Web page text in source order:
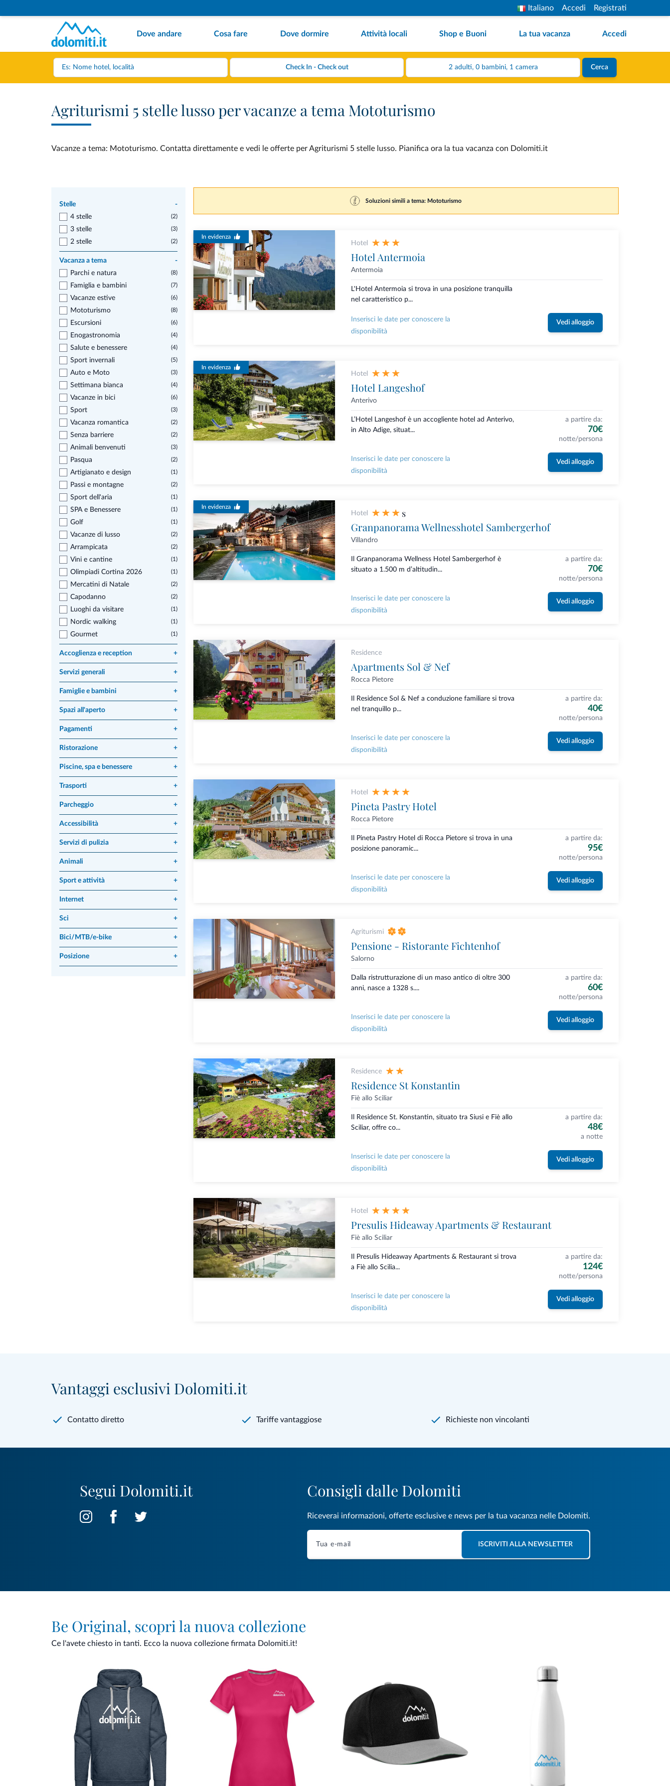
Italiano Accedi Registrati
Dove andare Cosa fare Dove dormire Attività locali Shop e Buoni La tua vacanza Accedi
2 adulti, 0 bambini, 1 camera Cerca
Agriturismi 5 stelle lusso per vacanze a tema Mototurismo
Vacanze a tema: Mototurismo. Contatta direttamente e vedi le offerte per Agriturismi 5 stelle lusso. Pianifica ora la tua vacanza con Dolomiti.it
Stelle
-
4 stelle
(2)
3 stelle (3)
2 stelle (2)
Vacanza a tema
-
Parchi e natura
(8)
Famiglia e bambini (7)
Vacanze estive (6)
Mototurismo (8)
Escursioni (6)
Enogastronomia (4)
Salute e benessere (4)
Sport invernali (5)
Auto e Moto (3)
Settimana bianca (4)
Vacanze in bici (6)
Sport (3)
Vacanza romantica (2)
Senza barriere (2)
Animali benvenuti (3)
Pasqua (2)
Artigianato e design (1)
Passi e montagne (2)
Sport dell'aria (1)
SPA e Benessere (1)
Golf (1)
Vacanze di lusso (2)
Arrampicata (2)
Vini e cantine (1)
Olimpiadi Cortina 2026 (1)
Mercatini di Natale (2)
Capodanno (2)
Luoghi da visitare (1)
Nordic walking (1)
Gourmet (1)
Accoglienza e reception +
Servizi generali +
Famiglie e bambini +
Spazi all'aperto +
Pagamenti +
Ristorazione +
Piscine, spa e benessere +
Trasporti +
Parcheggio +
Accessibilità +
Servizi di pulizia +
Animali +
Sport e attività +
Internet +
Sci +
Bici/MTB/e-bike +
Posizione +
Soluzioni simili a tema: Mototurismo
In evidenza
Hotel
Hotel Antermoia
Antermoia
L'Hotel Antermoia si trova in una posizione tranquilla
nel caratteristico p...
Inserisci le date per conoscere la
disponibilità
Vedi alloggio
In evidenza
Hotel
Hotel Langeshof
Anterivo
L’Hotel Langeshof è un accogliente hotel ad Anterivo,
in Alto Adige, situat...
a partire da:
70€
notte/persona
Inserisci le date per conoscere la
disponibilità
Vedi alloggio
In evidenza
Hotel s
Granpanorama Wellnesshotel Sambergerhof
Villandro
Il Granpanorama Wellness Hotel Sambergerhof è
situato a 1.500 m d’altitudin...
a partire da:
70€
notte/persona
Inserisci le date per conoscere la
disponibilità
Vedi alloggio
Residence
Apartments Sol & Nef
Rocca Pietore
Il Residence Sol & Nef a conduzione familiare si trova
nel tranquillo p...
a partire da:
40€
notte/persona
Inserisci le date per conoscere la
disponibilità
Vedi alloggio
Hotel
Pineta Pastry Hotel
Rocca Pietore
Il Pineta Pastry Hotel di Rocca Pietore si trova in una
posizione panoramic...
a partire da:
95€
notte/persona
Inserisci le date per conoscere la
disponibilità
Vedi alloggio
Agriturismi
Pensione - Ristorante Fichtenhof
Salorno
Dalla ristrutturazione di un maso antico di oltre 300
anni, nasce a 1328 s....
a partire da:
60€
notte/persona
Inserisci le date per conoscere la
disponibilità
Vedi alloggio
Residence
Residence St Konstantin
Fiè allo Sciliar
Il Residence St. Konstantin, situato tra Siusi e Fiè allo
Sciliar, offre co...
a partire da:
48€
a notte
Inserisci le date per conoscere la
disponibilità
Vedi alloggio
Hotel
Presulis Hideaway Apartments & Restaurant
Fiè allo Sciliar
Il Presulis Hideaway Apartments & Restaurant si trova
a Fiè allo Scilia...
a partire da:
124€
notte/persona
Inserisci le date per conoscere la
disponibilità
Vedi alloggio
Vantaggi esclusivi Dolomiti.it
Contatto diretto Tariffe vantaggiose Richieste non vincolanti
Segui Dolomiti.it Consigli dalle Dolomiti
Riceverai informazioni, offerte esclusive e news per la tua vacanza nelle Dolomiti.
ISCRIVITI ALLA NEWSLETTER
Be Original, scopri la nuova collezione
Ce l'avete chiesto in tanti. Ecco la nuova collezione firmata Dolomiti.it!